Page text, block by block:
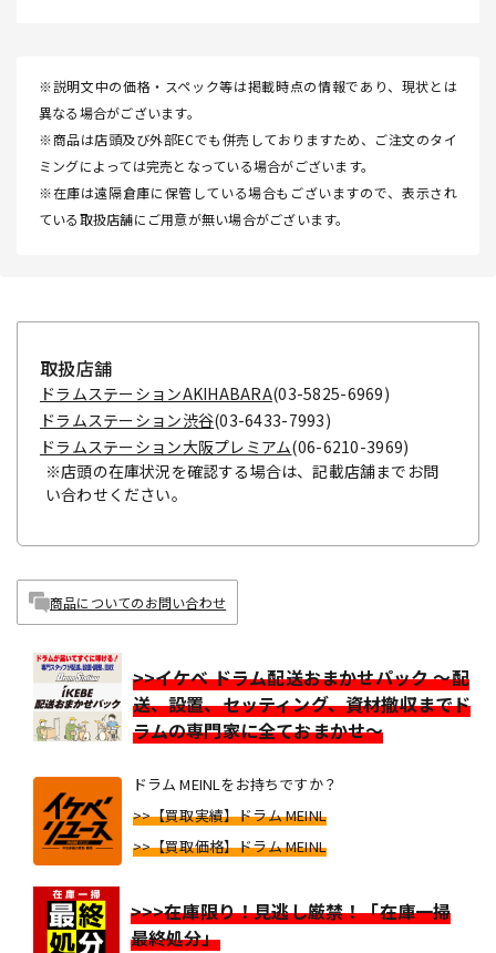
※説明文中の価格・スペック等は掲載時点の情報であり、現状とは
異なる場合がございます。
※商品は店頭及び外部ECでも併売しておりますため、ご注文のタイ
ミングによっては完売となっている場合がございます。
※在庫は遠隔倉庫に保管している場合もございますので、表示され
ている取扱店舗にご用意が無い場合がございます。
取扱店舗
ドラムステーションAKIHABARA(03-5825-6969)
ドラムステーション渋谷(03-6433-7993)
ドラムステーション大阪プレミアム(06-6210-3969)
※店頭の在庫状況を確認する場合は、記載店舗までお問
い合わせください。
商品についてのお問い合わせ
>>イケベ ドラム配送おまかせパック ～配
送、設置、セッティング、資材撤収までド
ラムの専門家に全ておまかせ～
ドラム MEINLをお持ちですか？
>>【買取実績】ドラム MEINL
>>【買取価格】ドラム MEINL
>>>在庫限り！見逃し厳禁！「在庫一掃
最終処分」